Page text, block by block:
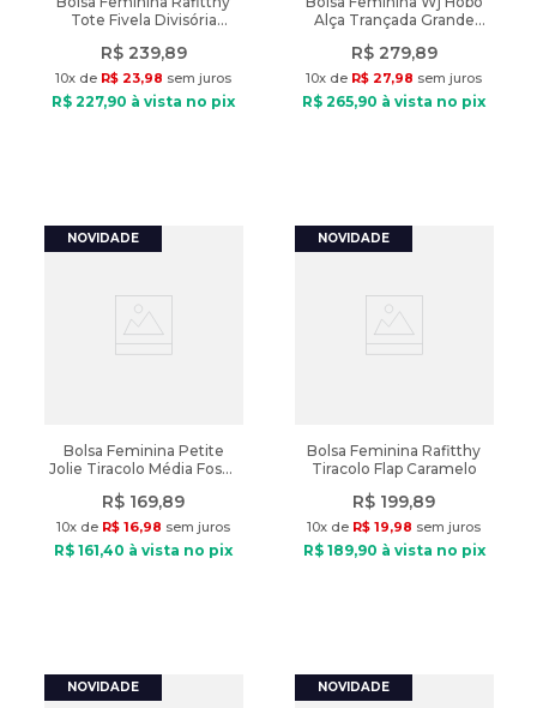
Tote Fivela Divisória
R$ 239,89
10x de R$ 23,98 sem juros
R$ 227,90 à vista no pix
Alça Trançada Grande
R$ 279,89
10x de R$ 27,98 sem juros
R$ 265,90 à vista no pix
Bolsa Feminina Petite
Jolie Tiracolo Média Fosca
R$ 169,89
10x de R$ 16,98 sem juros
R$ 161,40 à vista no pix
Bolsa Feminina Rafitthy
Tiracolo Flap Caramelo
R$ 199,89
10x de R$ 19,98 sem juros
R$ 189,90 à vista no pix